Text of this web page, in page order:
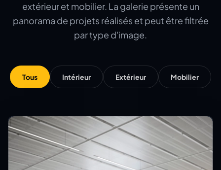
extérieur et mobilier. La galerie présente un
panorama de projets réalisés et peut être filtrée
par type d'image.
Tous Intérieur Extérieur Mobilier